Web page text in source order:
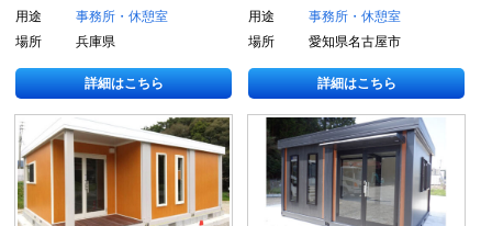
用途
事務所・休憩室
場所
兵庫県
詳細はこちら
用途
事務所・休憩室
場所
愛知県名古屋市
詳細はこちら